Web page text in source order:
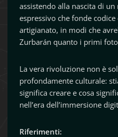
assistendo alla nascita di
espressivo che fonde
artigianato, in modi che
Zurbarán quanto i primi
La vera rivoluzione non è
profondamente culturale:
significa creare e cosa
nell’era dell’immersione
Riferimenti: